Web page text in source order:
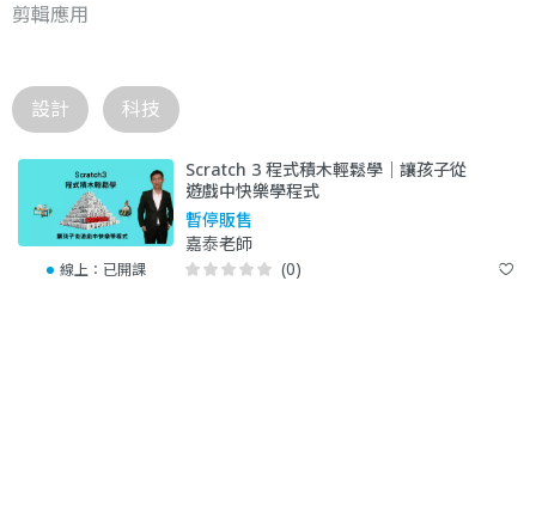
剪輯應用
設計 科技
線上： 已開課
Scratch 3 程式積木輕鬆學｜讓孩子從
遊戲中快樂學程式
暫停販售
嘉泰老師
(0)